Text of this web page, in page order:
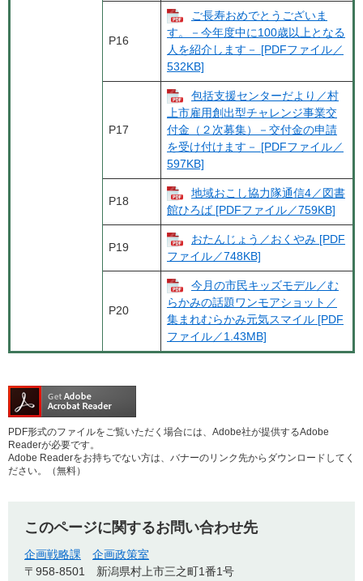
P16
ご長寿おめでとうございま
す。－今年度中に100歳以上となる
人を紹介します－ [PDFファイル／
532KB]
P17
包括支援センターだより／村
上市雇用創出型チャレンジ事業交
付金（２次募集）－交付金の申請
を受け付けます－ [PDFファイル／
597KB]
P18
地域おこし協力隊通信4／図書
館ひろば [PDFファイル／759KB]
P19
おたんじょう／おくやみ [PDF
ファイル／748KB]
P20
今月の市民キッズモデル／む
らかみの話題ワンモアショット／
集まれむらかみ元気スマイル [PDF
ファイル／1.43MB]
PDF形式のファイルをご覧いただく場合には、Adobe社が提供するAdobe
Readerが必要です。
Adobe Readerをお持ちでない方は、バナーのリンク先からダウンロードしてく
ださい。（無料）
このページに関するお問い合わせ先
企画戦略課
企画政策室
〒958-8501
新潟県村上市三之町1番1号